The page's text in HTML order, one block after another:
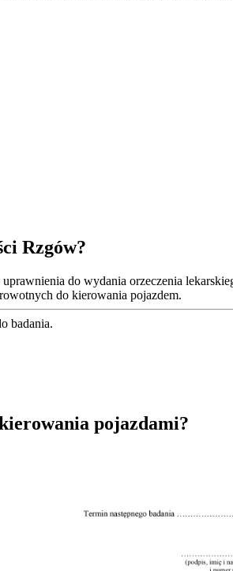
Rzgów?
do wydania orzeczenia
do kierowania pojazdem.
badania.
pojazdami?